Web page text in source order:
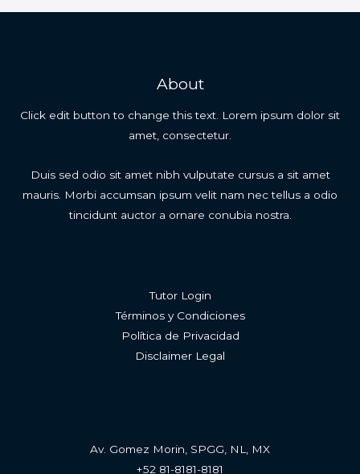
About
Click edit button to change this text. Lorem ipsum dolor sit
amet, consectetur.
Duis sed odio sit amet nibh vulputate cursus a sit amet
mauris. Morbi accumsan ipsum velit nam nec tellus a odio
tincidunt auctor a ornare conubia nostra.
Tutor Login
Términos y Condiciones
Política de Privacidad
Disclaimer Legal
Av. Gomez Morin, SPGG, NL, MX
+52 81-8181-8181